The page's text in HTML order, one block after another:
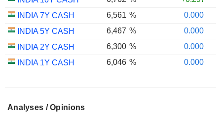
INDIA 7Y CASH
6,561 %
0.000
INDIA 5Y CASH
6,467 %
0.000
INDIA 2Y CASH
6,300 %
0.000
INDIA 1Y CASH
6,046 % 0.000
Analyses / Opinions